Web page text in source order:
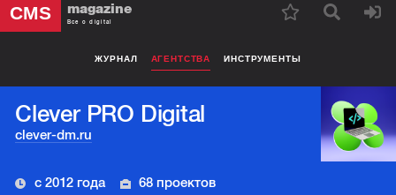
CMS magazine
Все о digital
ЖУРНАЛ АГЕНТСТВА ИНСТРУМЕНТЫ
Clever PRO Digital
clever-dm.ru
с 2012 года
68 проектов